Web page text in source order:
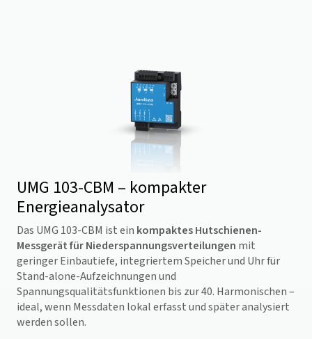
UMG 103-CBM – kompakter
Energieanalysator
Das UMG 103-CBM ist ein kompaktes Hutschienen-
Messgerät für Niederspannungsverteilungen mit
geringer Einbautiefe, integriertem Speicher und Uhr für
Stand-alone-Aufzeichnungen und
Spannungsqualitätsfunktionen bis zur 40. Harmonischen –
ideal, wenn Messdaten lokal erfasst und später analysiert
werden sollen.